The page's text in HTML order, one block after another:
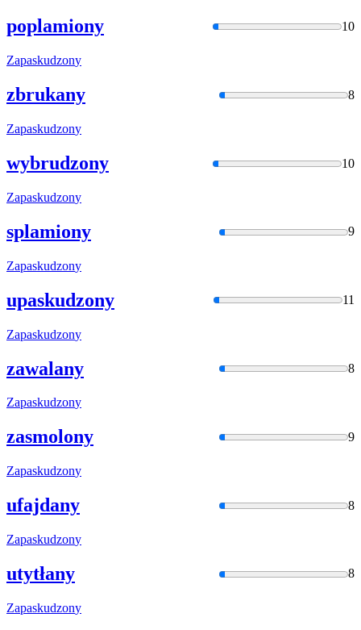
poplamiony 10
Zapaskudzony
zbrukany 8
Zapaskudzony
wybrudzony 10
Zapaskudzony
splamiony 9
Zapaskudzony
upaskudzony 11
Zapaskudzony
zawalany 8
Zapaskudzony
zasmolony 9
Zapaskudzony
ufajdany 8
Zapaskudzony
utytłany 8
Zapaskudzony